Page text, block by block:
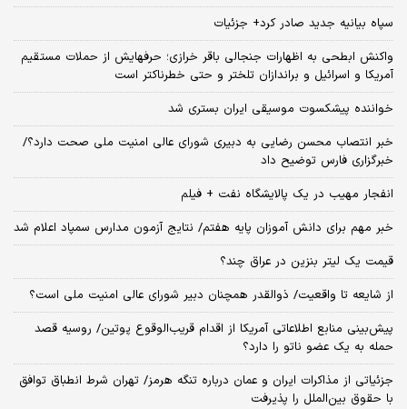
سپاه بیانیه جدید صادر کرد+ جزئیات
واکنش ابطحی به اظهارات جنجالی باقر خرازی؛ حرفهایش از حملات مستقیم
آمریکا و اسرائیل و براندازان تلختر و حتی خطرناکتر است
خواننده پیشکسوت موسیقی ایران بستری شد
خبر انتصاب محسن رضایی به دبیری شورای عالی امنیت ملی صحت دارد؟/
خبرگزاری فارس توضیح داد
انفجار مهیب در یک پالایشگاه نفت + فیلم
خبر مهم برای دانش آموزان پایه هفتم/ نتایج آزمون مدارس سمپاد اعلام شد
قیمت یک لیتر بنزین در عراق چند؟
از شایعه تا واقعیت/ ذوالقدر همچنان دبیر شورای ‌عالی امنیت ملی است؟
پیش‌بینی منابع اطلاعاتی آمریکا از اقدام قریب‌الوقوع پوتین/ روسیه قصد
حمله به یک عضو ناتو را دارد؟
جزئیاتی از مذاکرات ایران و عمان درباره تنگه هرمز/ تهران شرط انطباق توافق
با حقوق بین‌الملل را پذیرفت